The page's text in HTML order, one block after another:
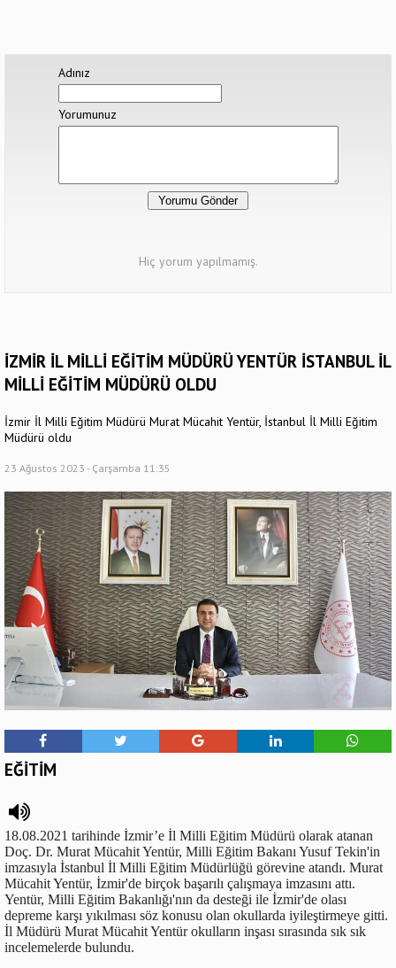
Adınız
Yorumunuz
Hiç yorum yapılmamış.
İZMİR İL MİLLİ EĞİTİM MÜDÜRÜ YENTÜR İSTANBUL İL
MİLLİ EĞİTİM MÜDÜRÜ OLDU
İzmir İl Milli Eğitim Müdürü Murat Mücahit Yentür, İstanbul İl Milli Eğitim
Müdürü oldu
23 Ağustos 2023 - Çarşamba 11:35
EĞİTİM
18.08.2021 tarihinde İzmir’e İl Milli Eğitim Müdürü olarak atanan
Doç. Dr. Murat Mücahit Yentür, Milli Eğitim Bakanı Yusuf Tekin'in
imzasıyla İstanbul İl Milli Eğitim Müdürlüğü görevine atandı. Murat
Mücahit Yentür, İzmir'de birçok başarılı çalışmaya imzasını attı.
Yentür, Milli Eğitim Bakanlığı'nın da desteği ile İzmir'de olası
depreme karşı yıkılması söz konusu olan okullarda iyileştirmeye gitti.
İl Müdürü Murat Mücahit Yentür okulların inşası sırasında sık sık
incelemelerde bulundu.